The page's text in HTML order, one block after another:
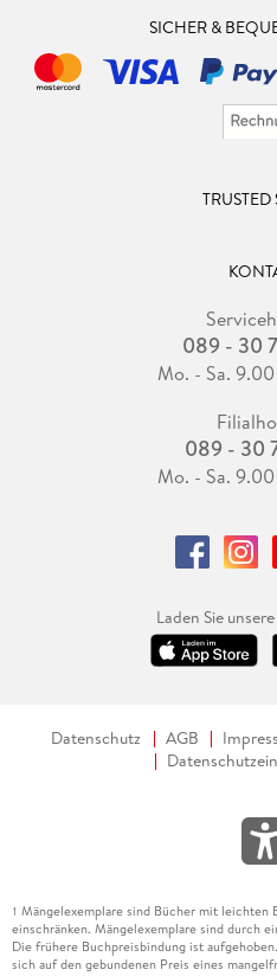
SICHER &
089 - 30
Mo. - Sa.
089 - 30
Mo. - Sa.
Laden Sie
Datenschutz AGB
1 Mängelexemplare sind Bücher mit leichten
einschränken. Mängelexemplare sind durch
Die frühere Buchpreisbindung ist
sich auf den gebundenen Preis eines